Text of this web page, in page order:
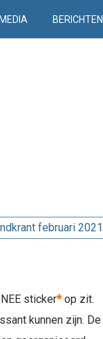
BERICHTEN
sticker*op zit.
kunnen zijn. De